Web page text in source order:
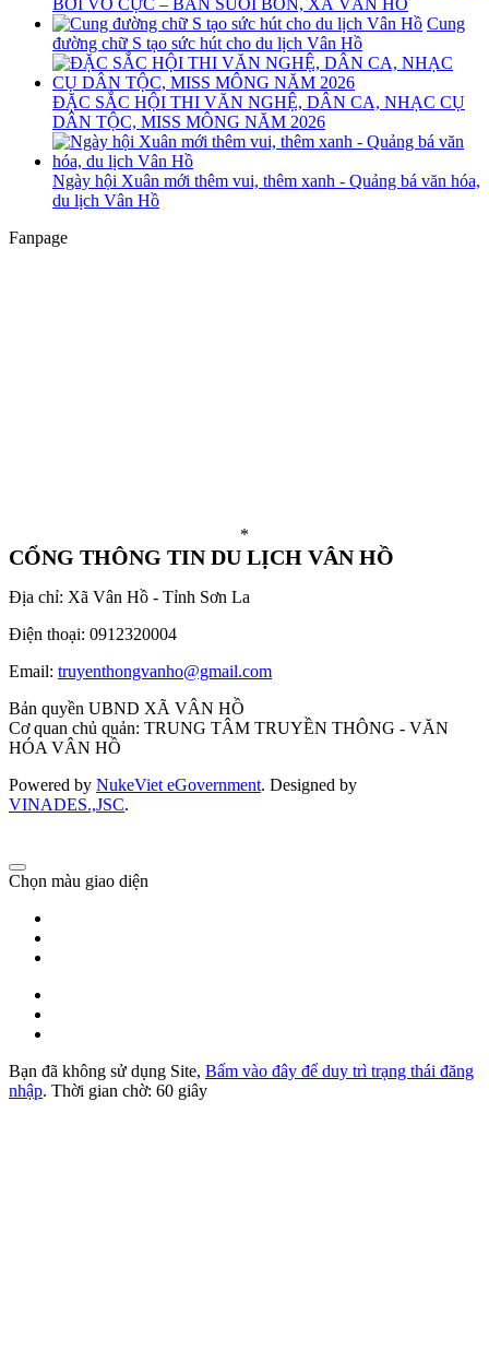
Cung
đường chữ S tạo sức hút cho du lịch Vân Hồ
ĐẶC SẮC HỘI THI VĂN NGHỆ, DÂN CA, NHẠC CỤ
DÂN TỘC, MISS MÔNG NĂM 2026
Ngày hội Xuân mới thêm vui, thêm xanh - Quảng bá văn hóa,
du lịch Vân Hồ
Fanpage
*
CỔNG THÔNG TIN DU LỊCH VÂN HỒ
Địa chỉ: Xã Vân Hồ - Tỉnh Sơn La
Điện thoại: 0912320004
Email: truyenthongvanho@gmail.com
Bản quyền UBND XÃ VÂN HỒ
Cơ quan chủ quản: TRUNG TÂM TRUYỀN THÔNG - VĂN
HÓA VÂN HỒ
Powered by NukeViet eGovernment. Designed by
VINADES.,JSC.
Chọn màu giao diện
Bạn đã không sử dụng Site, Bấm vào đây để duy trì trạng thái đăng
nhập. Thời gian chờ: 60 giây